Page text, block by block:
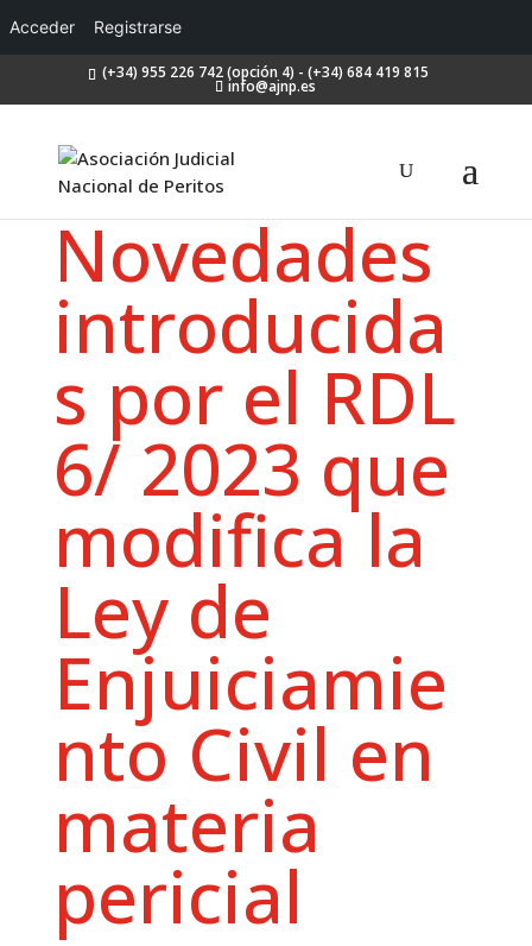
Acceder Registrarse
(+34) 955 226 742 (opción 4) - (+34) 684 419 815
info@ajnp.es
Novedades
introducida
s por el RDL
6/ 2023 que
modifica la
Ley de
Enjuiciamie
nto Civil en
materia
pericial